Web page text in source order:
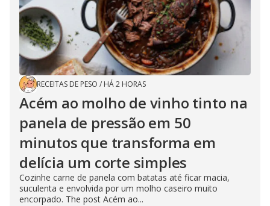
RECEITAS DE PESO / HÁ 2 HORAS
Acém ao molho de vinho tinto na
panela de pressão em 50
minutos que transforma em
delícia um corte simples
Cozinhe carne de panela com batatas até ficar macia,
suculenta e envolvida por um molho caseiro muito
encorpado. The post Acém ao...